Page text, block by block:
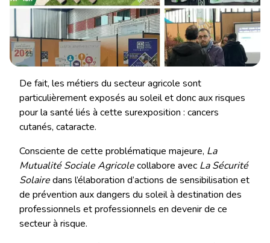
De fait, les métiers du secteur agricole sont
particulièrement exposés au soleil et donc aux risques
pour la santé liés à cette surexposition : cancers
cutanés, cataracte.
Consciente de cette problématique majeure, La
Mutualité Sociale Agricolecollabore avec La Sécurité
Solairedans l’élaboration d’actions de sensibilisation et
de prévention aux dangers du soleil à destination des
professionnels et professionnels en devenir de ce
secteur à risque.